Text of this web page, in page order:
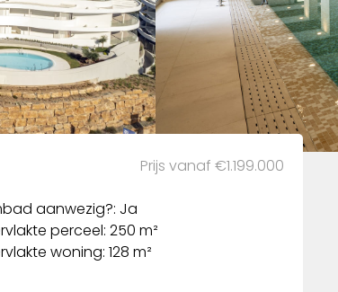
Prijs vanaf €1.199.000
aanwezig?: Ja
perceel: 250 m²
woning: 128 m²